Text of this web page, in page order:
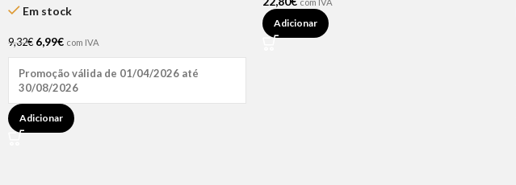
Em stock
9,32€ 6,99€ com IVA
Promoção válida de 01/04/2026 até
30/08/2026
Adicionar
com IVA
Adicionar